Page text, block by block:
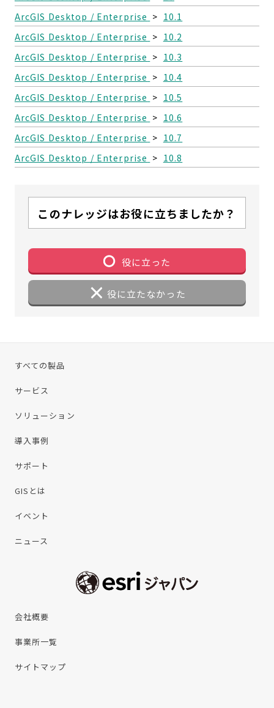
ArcGIS Desktop / Enterprise > 10.1
ArcGIS Desktop / Enterprise > 10.2
ArcGIS Desktop / Enterprise > 10.3
ArcGIS Desktop / Enterprise > 10.4
ArcGIS Desktop / Enterprise > 10.5
ArcGIS Desktop / Enterprise > 10.6
ArcGIS Desktop / Enterprise > 10.7
ArcGIS Desktop / Enterprise > 10.8
このナレッジはお役に立ちましたか？
役に立った
役に立たなかった
すべての製品
サービス
ソリューション
導入事例
サポート
GISとは
イベント
ニュース
会社概要
事業所一覧
サイトマップ